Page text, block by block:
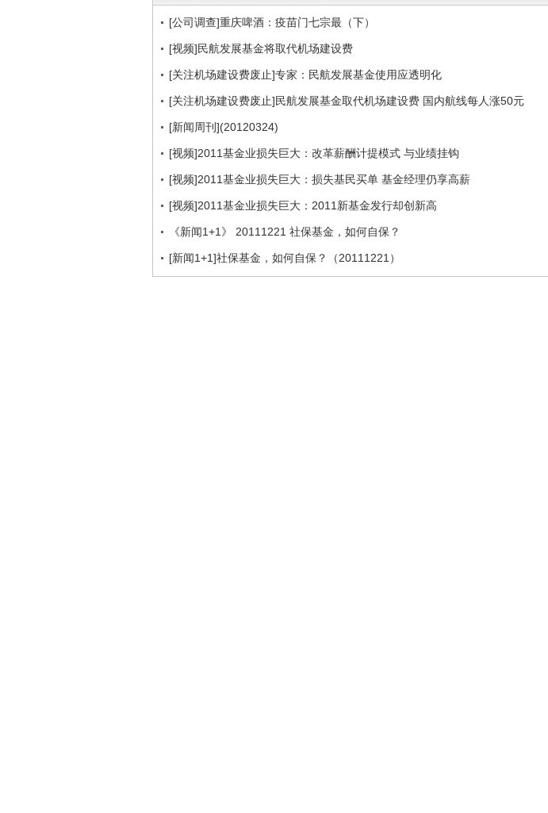
[公司调查]重庆啤酒：疫苗门七宗最（下）
[视频]民航发展基金将取代机场建设费
[关注机场建设费废止]专家：民航发展基金使用应透明化
[关注机场建设费废止]民航发展基金取代机场建设费 国内航线每人涨50元
[新闻周刊](20120324)
[视频]2011基金业损失巨大：改革薪酬计提模式 与业绩挂钩
[视频]2011基金业损失巨大：损失基民买单 基金经理仍享高薪
[视频]2011基金业损失巨大：2011新基金发行却创新高
《新闻1+1》 20111221 社保基金，如何自保？
[新闻1+1]社保基金，如何自保？（20111221）